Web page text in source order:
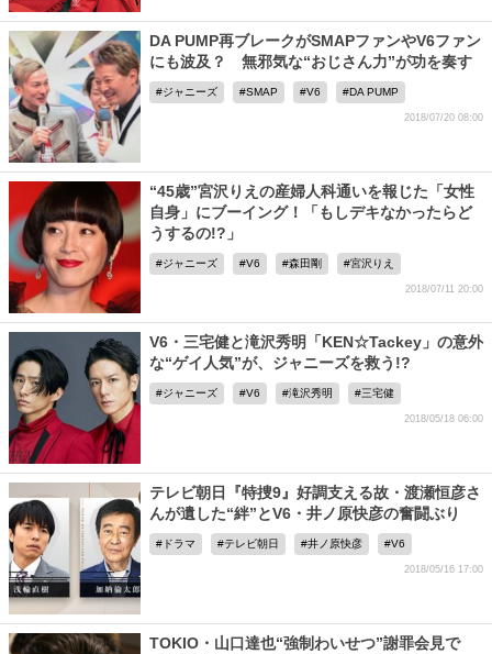
DA PUMP再ブレークがSMAPファンやV6ファン
にも波及？ 無邪気な“おじさん力”が功を奏す
ジャニーズ SMAP V6 DA PUMP
2018/07/20 08:00
“45歳”宮沢りえの産婦人科通いを報じた「女性
自身」にブーイング！「もしデキなかったらど
うするの!?」
ジャニーズ V6 森田剛 宮沢りえ
2018/07/11 20:00
V6・三宅健と滝沢秀明「KEN☆Tackey」の意外
な“ゲイ人気”が、ジャニーズを救う!?
ジャニーズ V6 滝沢秀明 三宅健
2018/05/18 06:00
テレビ朝日『特捜9』好調支える故・渡瀬恒彦さ
んが遺した“絆”とV6・井ノ原快彦の奮闘ぶり
ドラマ テレビ朝日 井ノ原快彦 V6
2018/05/16 17:00
TOKIO・山口達也“強制わいせつ”謝罪会見で